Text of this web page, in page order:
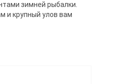
зимней рыбалки.
и крупный улов вам